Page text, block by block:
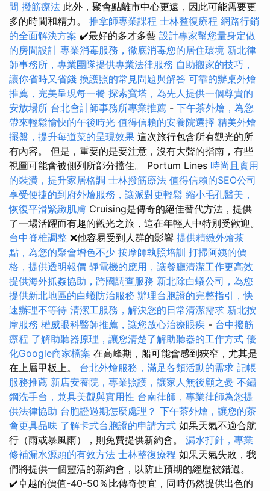
間 撥筋療法 此外，聚會點離市中心更遠，因此可能需要更
多的時間和精力。 推拿師專業課程 士林整復療程 網路行銷
的全面解決方案 ✔️最好的多才多藝 設計專家幫您量身定做
的房間設計 專業消毒服務，徹底消毒您的居住環境 新北律
師事務所，專業團隊提供專業法律服務 自助搬家的技巧，
讓你省時又省錢 換護照的常見問題與解答 可靠的辦桌外燴
推薦，完美呈現每一餐 探索寶塔，為先人提供一個尊貴的
安放場所 台北會計師事務所專業推薦 - 下午茶外燴，為您
帶來輕鬆愉快的午後時光 值得信賴的安養院選擇 精美外燴
擺盤，提升每道菜的呈現效果 這次旅行包含所有觀光的所
有內容。 但是，重要的是要注意，沒有大聲的​​指南，有些
視圖可能會被側列所部分擋住。 Portum Lines 時尚且實用
的裝潢，提升家居格調 士林撥筋療法 值得信賴的SEO公司
享受便捷的到府外燴服務，讓派對更輕鬆 縮小毛孔醫美，
恢復平滑緊緻肌膚 Cruising是傳奇的絕佳替代方法，提供
了一場活躍而有趣的觀光之旅，這在年輕人中特別受歡迎。
台中脊椎調整 ❌他容易受到人群的影響 提供精緻外燴茶
點，為您的聚會增色不少 按摩師執照培訓 打掃阿姨的價
格，提供透明報價 靜電機的應用，讓餐廳清潔工作更高效
提供海外抓姦協助，跨國調查服務 新北除白蟻公司，為您
提供新北地區的白蟻防治服務 辦理台胞證的完整指引，快
速辦理不等待 清潔工服務，解決您的日常清潔需求 新北按
摩服務 權威眼科醫師推薦，讓您放心治療眼疾 - 台中撥筋
療程 了解助聽器原理，讓您清楚了解助聽器的工作方式 優
化Google商家檔案 在高峰期，船可能會感到狹窄，尤其是
在上層甲板上。 台北外燴服務，滿足各類活動的需求 記帳
服務推薦 新店安養院，專業照護，讓家人無後顧之憂 不鏽
鋼洗手台，兼具美觀與實用性 台南律師，專業律師為您提
供法律協助 台胞證過期怎麼處理？ 下午茶外燴，讓您的茶
會更具品味 了解卡式台胞證的申請方式 如果天氣不適合航
行（雨或暴風雨），則免費提供新約會。 漏水打針，專業
修補漏水源頭的有效方法 士林整復療程 如果天氣失敗，我
們將提供一個靈活的新約會，以防止預期的經歷被錯過。
✔️卓越的價值-40-50％比傳奇便宜，同時仍然提供出色的